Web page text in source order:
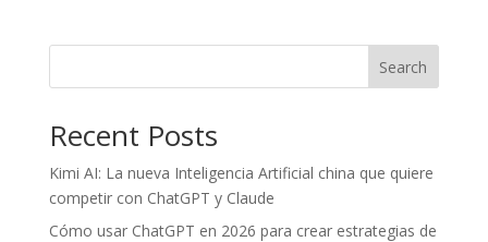
Search
Recent Posts
Kimi AI: La nueva Inteligencia Artificial china que quiere
competir con ChatGPT y Claude
Cómo usar ChatGPT en 2026 para crear estrategias de